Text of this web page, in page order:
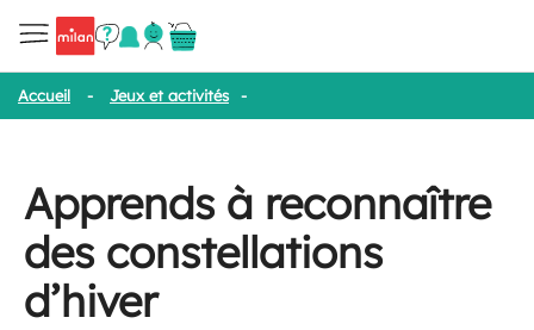
Accueil - Jeux et activités -
Apprends à reconnaître
des constellations
d’hiver